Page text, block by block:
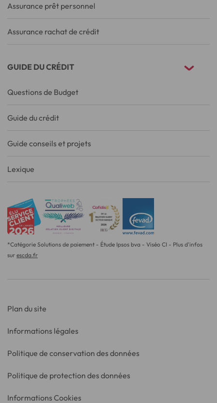
Assurance prêt personnel
Assurance rachat de crédit
GUIDE DU CRÉDIT
Questions de Budget
Guide du crédit
Guide conseils et projets
Lexique
*Catégorie Solutions de paiement - Étude Ipsos bva - Viséo CI - Plus d'infos
sur escda.fr
Plan du site
Informations légales
Politique de conservation des données
Politique de protection des données
Informations Cookies